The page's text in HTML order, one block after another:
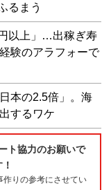
るまう
以上」…出稼ぎ寿
験のアラフォーで
本の2.5倍」。海
するワケ